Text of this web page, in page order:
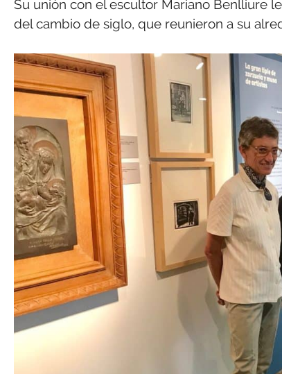
Su unión con el escultor Mariano Benlliure
del cambio de siglo, que reunieron a su